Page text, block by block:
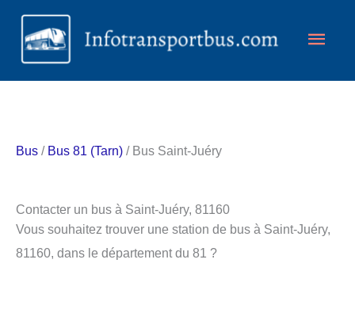
Aller
contenu
Bus / Bus 81 (Tarn) / Bus Saint-Juéry
Contacter un bus à Saint-Juéry, 81160
Vous souhaitez trouver une station de bus à Saint-Juéry,
81160, dans le département du 81 ?